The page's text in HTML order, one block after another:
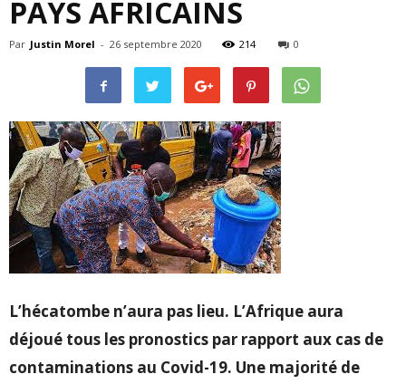
PAYS AFRICAINS
Par Justin Morel - 26 septembre 2020 214 0
L’hécatombe n’aura pas lieu. L’Afrique aura
déjoué tous les pronostics par rapport aux cas de
contaminations au Covid-19. Une majorité de